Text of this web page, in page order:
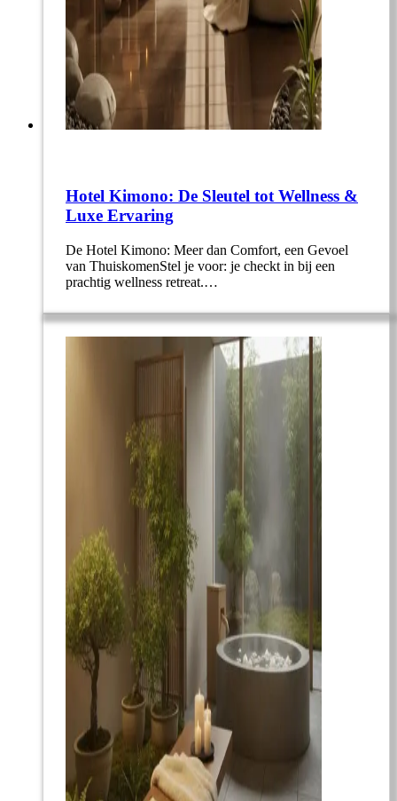
Hotel Kimono: De Sleutel tot Wellness &
Luxe Ervaring
De Hotel Kimono: Meer dan Comfort, een Gevoel
van ThuiskomenStel je voor: je checkt in bij een
prachtig wellness retreat.…